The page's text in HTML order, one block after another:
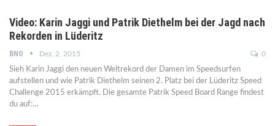
Video: Karin Jaggi und Patrik Diethelm bei der Jagd nach
Rekorden in Lüderitz
BNO Dez. 2, 2015 0
Sieh Karin Jaggi den neuen Weltrekord der Damen im Speedsurfen
aufstellen und wie Patrik Diethelm seinen 2. Platz bei der Lüderitz Speed
Challenge 2015 erkämpft. Die gesamte Patrik Speed Board Range findest
du auf:…